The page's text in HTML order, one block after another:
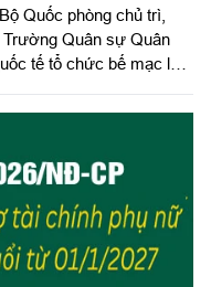
Quốc phòng chủ trì,
Quân sự Quân
tế tổ chức bế mạc lớp
ISO 9001:2015 năm